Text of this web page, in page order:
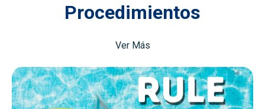
Procedimientos
Ver Más